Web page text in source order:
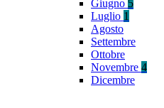
Giugno 5
Luglio 1
Agosto
Settembre
Ottobre
Novembre 4
Dicembre